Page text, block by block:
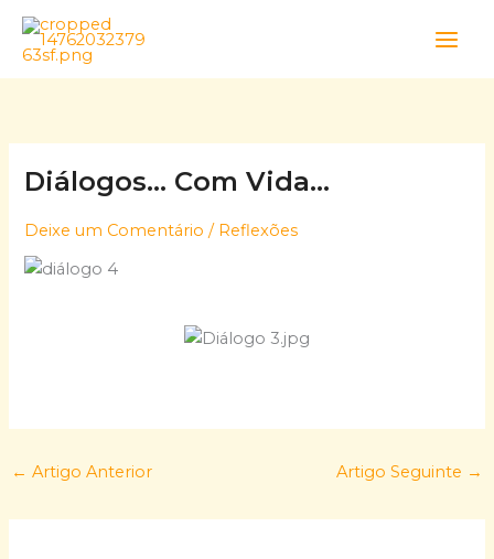
Skip
content
Diálogos… Com Vida…
Deixe um Comentário / Reflexões
← Artigo Anterior Artigo Seguinte →